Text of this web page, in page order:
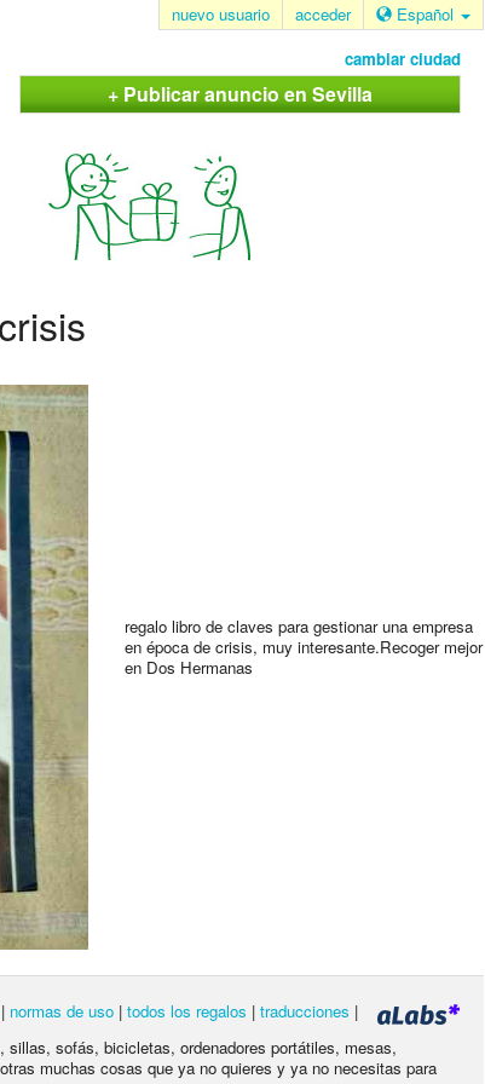
nuevo usuario acceder Español
cambiar ciudad
+ Publicar anuncio en Sevilla
regalo libro de claves para gestionar una empresa
en época de crisis, muy interesante.Recoger mejor
en Dos Hermanas
| normas de uso | todos los regalos | traducciones |
sillas, sofás, bicicletas, ordenadores portátiles, mesas,
muchas cosas que ya no quieres y ya no necesitas para